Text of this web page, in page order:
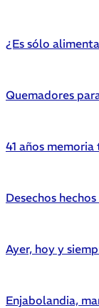
¿Es sólo
Quemadores
41 años
Desechos
Ayer, hoy y
Enjabolandia,